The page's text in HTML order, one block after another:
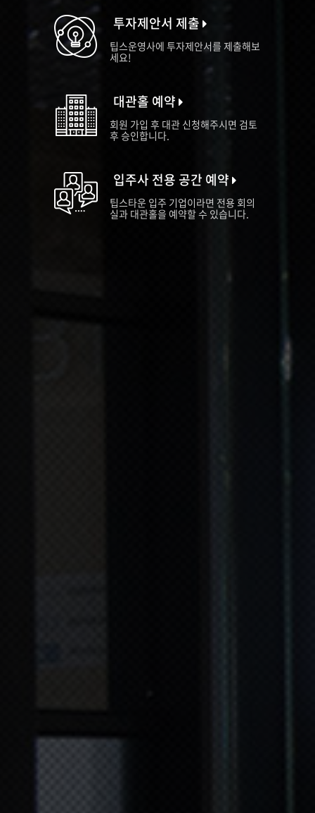
투자제안서 제출
팁스운영사에 투자제안서를 제출해보
세요!
대관홀 예약
회원 가입 후 대관 신청해주시면 검토
후 승인합니다.
입주사 전용 공간 예약
팁스타운 입주 기업이라면 전용 회의
실과 대관홀을 예약할 수 있습니다.